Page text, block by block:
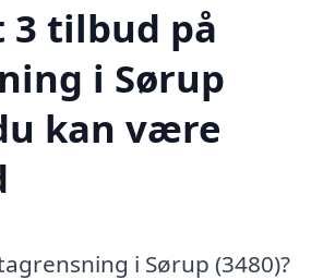
3 tilbud på
i Sørup
kan være
i Sørup (3480)?